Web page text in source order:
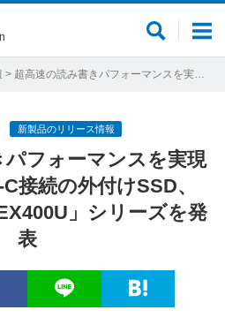
メ
ュ
サ
ト
> 超高速の読み書きパフォーマンスを実現するUSB4 Type-C接続の外付けSSD、CORSAIR社製「EX400U」シリーズを発表
新製品のリリース情報
パフォーマンスを実現
接続の外付けSSD、
」シリーズを発
表